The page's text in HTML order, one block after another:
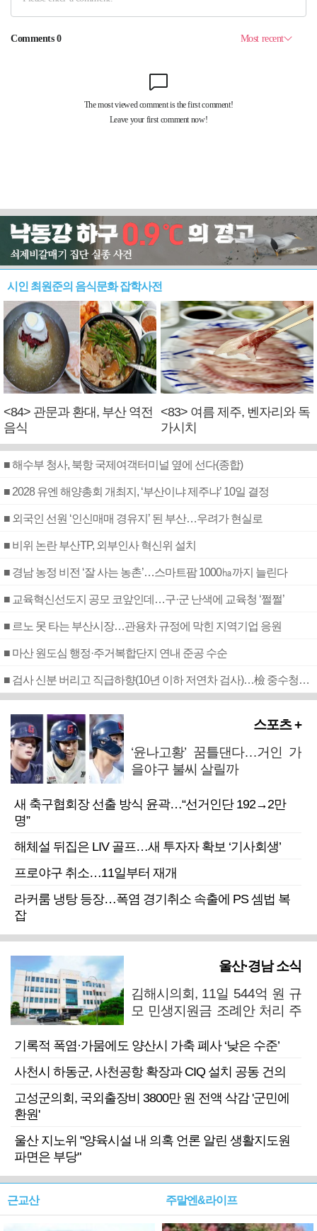
시인 최원준의 음식문화 잡학사전
<84> 관문과 환대, 부산 역전
음식
<83> 여름 제주, 벤자리와 독
가시치
■ 해수부 청사, 북항 국제여객터미널 옆에 선다(종합)
■ 2028 유엔 해양총회 개최지, ‘부산이냐 제주냐’ 10일 결정
■ 외국인 선원 ‘인신매매 경유지’ 된 부산…우려가 현실로
■ 비위 논란 부산TP, 외부인사 혁신위 설치
■ 경남 농정 비전 ‘잘 사는 농촌’…스마트팜 1000㏊까지 늘린다
■ 교육혁신선도지 공모 코앞인데…구·군 난색에 교육청 ‘쩔쩔’
■ 르노 못 타는 부산시장…관용차 규정에 막힌 지역기업 응원
■ 마산 원도심 행정·주거복합단지 연내 준공 수순
■ 검사 신분 버리고 직급하향(10년 이하 저연차 검사)…檢 중수청행 기피
스포츠 +
‘윤나고황’ 꿈틀댄다…거인 가
을야구 불씨 살릴까
새 축구협회장 선출 방식 윤곽…“선거인단 192→2만
명”
해체설 뒤집은 LIV 골프…새 투자자 확보 ‘기사회생’
프로야구 취소…11일부터 재개
라커룸 냉탕 등장…폭염 경기취소 속출에 PS 셈법 복
잡
울산·경남 소식
김해시의회, 11일 544억 원 규
모 민생지원금 조례안 처리 주
기록적 폭염·가뭄에도 양산시 가축 폐사 ‘낮은 수준’
사천시 하동군, 사천공항 확장과 CIQ 설치 공동 건의
고성군의회, 국외출장비 3800만 원 전액 삭감 '군민에
환원'
울산 지노위 "양육시설 내 의혹 언론 알린 생활지도원
파면은 부당"
근교산 주말엔&라이프